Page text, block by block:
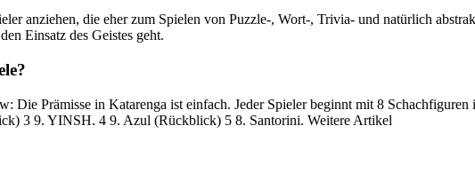
anziehen, die eher zum Spielen von Puzzle-, Wort-, Trivia- und natürlich
Einsatz des Geistes geht.
Die Prämisse in Katarenga ist einfach. Jeder Spieler beginnt mit 8
3 9. YINSH. 4 9. Azul (Rückblick) 5 8. Santorini. Weitere Artikel